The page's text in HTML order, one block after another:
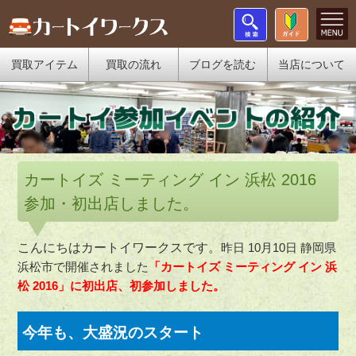
買取アイテム 買取の流れ ブログを読む 当店について
カートイズ ミーティング イン 浜松 2016
参加・初出店しました。
こんにちはカートイワークスです。 昨日 10月10日 静岡県
浜松市で開催されました
「カートイズ ミーティング イン 浜
松 2016」に初出店、初参加しました。
今年も、大盛況のスタート